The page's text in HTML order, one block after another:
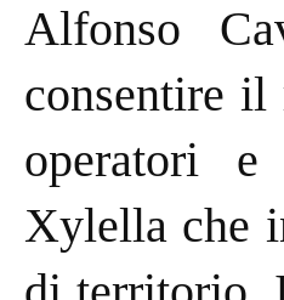
Alfonso
consentire
operatori e
Xylella che